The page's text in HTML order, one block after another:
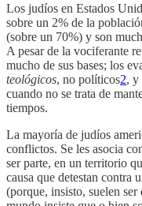
Los judíos en Estados
sobre un 2% de la
(sobre un 70%) y son
A pesar de la vociferante
mucho de sus bases; los
teológicos, no políticos2, y
cuando no se trata de
tiempos.
La mayoría de judíos
conflictos. Se les asocia
ser parte, en un territorio
causa que detestan contra
(porque, insisto, suelen